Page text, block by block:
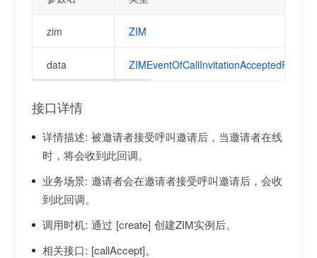
zim ZIM
data ZIMEventOfCallInvitationAcceptedResult
接口详情
详情描述: 被邀请者接受呼叫邀请后，当邀请者在线
时，将会收到此回调。
业务场景: 邀请者会在邀请者接受呼叫邀请后，会收
到此回调。
调用时机: 通过 [create] 创建ZIM实例后。
相关接口: [callAccept]。